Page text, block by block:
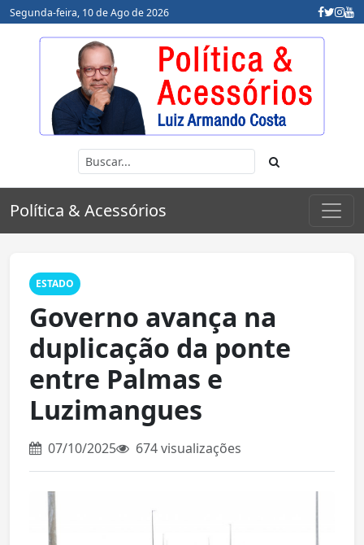
Segunda-feira, 10 de Ago de 2026
Política & Acessórios
ESTADO
Governo avança na
duplicação da ponte
entre Palmas e
Luzimangues
07/10/2025 674 visualizações